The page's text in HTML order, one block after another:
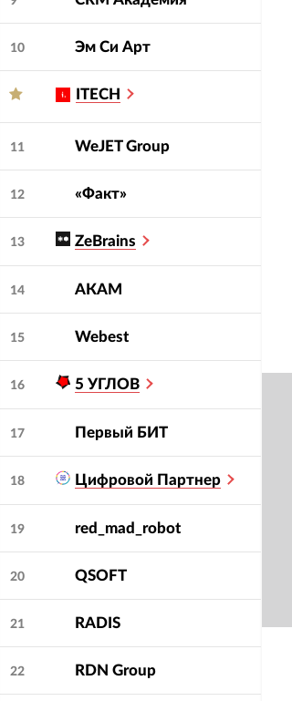
10 Эм Си Арт
ITECH
11 WeJET Group
12 «Факт»
13 ZeBrains
14 АКАМ
15 Webest
16 5 УГЛОВ
17 Первый БИТ
18 Цифровой Партнер
19 red_mad_robot
20 QSOFT
21 RADIS
22 RDN Group